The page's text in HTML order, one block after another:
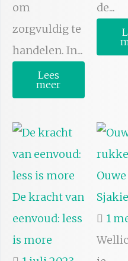
om
zorgvuldig te
handelen. In...
Lees
meer
de...
De kracht van
eenvoud: less
is more
Sjakie
1